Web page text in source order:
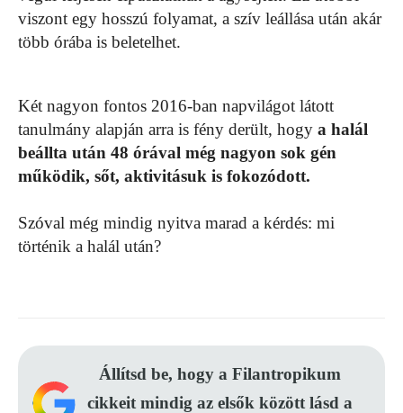
viszont egy hosszú folyamat, a szív leállása után akár
több órába is beletelhet.
Két nagyon fontos 2016-ban napvilágot látott
tanulmány alapján arra is fény derült, hogy a halál
beállta után 48 órával még nagyon sok gén
működik, sőt, aktivitásuk is fokozódott.
Szóval még mindig nyitva marad a kérdés: mi
történik a halál után?
Állítsd be, hogy a Filantropikum
cikkeit mindig az elsők között lásd a